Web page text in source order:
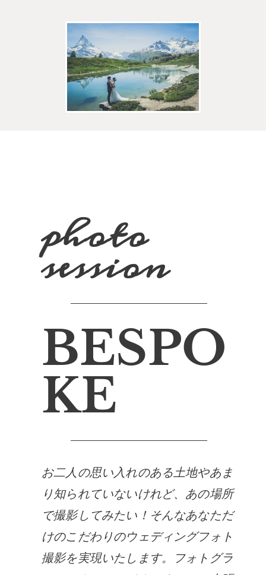
photo
session
BESPO
KE
お二人の思い入れのある土地やあま
り知られていないけれど、あの場所
で撮影してみたい！そんなあなただ
けのこだわりのウェディングフォト
撮影を実現いたします。フォトグラ